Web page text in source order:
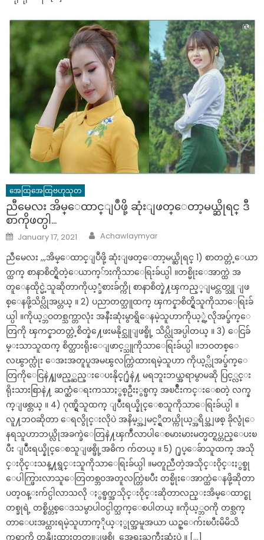
အေထြအေထြဗဟုသုတ
ညီမေလး အိမ္ေထာင္ျပဳဖို့ ဆုံးျဖတ္ေတာ့မယ္ဆိုရင္ ဒီ
စာကိုဖတ္ပါ…
Posted
on
January 17, 2021 Author
Achawlaymyar
ညီမေလး ,,,အိမ္ေထာင္ျပဳဖို့ ဆုံးျဖတ္ေတာ့မယ္ဆိုရင္ 1) စာတတ္တဲ့ေယာ
က္ထက္ စာနာစိတ္ရွိတဲ့ေယာက္်ားကိုသာေရြးခ်ယ္ပါ ။တစ္မိုးေအာက္ထဲ အ
တူေနထိုင္မဲ့သူဆိုတာကိုယ့္ခံစားခ်က္ကို စာနာစိတ္နဲ႔ၾကည့္ျမင္တတ္သူ ျဖ
စ္ေနဖို့သိပ္လိုအပ္တယ္ ။ 2) ပညာတတ္သူထက္ ၾကင္နာစိတ္ရွိသူကိုသာေရြးခ်
ယ္ပါ ။ကိုယ့္ဘဝတစ္သက္တာလုံး အနီးဆုံးမွာရွိေနမဲ့သူဟာကိုယ့္ရဲ့လိုအပ္ခ်က္ေ
တြကို ၾကင္နာတတ္တဲ့စိတ္နဲ႔ေဖးမနိုင္သူျဖစ္ဖို့ သိပ္လိုအပ္ပါတယ္ ။ 3) ေငြခ်
မ္းသာသူထက္ စိတ္ထားရိုးေျဖာင့္သူကိုသာေရြးခ်ယ္ပါ ။ဘဝတစ္ေ
လၽွာက္လုံး ေအးအတူပူအမၽွလက္တြဲထားရမဲ့သူဟာ ကိုယ့္လိုအပ္ခ်က္ေ
တြကိုေငြနဲ႔ျဖည့္ဆည္းေပးနိုင္႐ုံနဲ႔ မရဘူးဘယ္အရာမွာမဆို ပြင့္လင္း
ရိုးသားစြာနဲ႔ ဆက္ဆံေရးကသာႏွစ္ဦးႏွစ္ဖက္ အၿငိဳးကင္းေစတဲ့ လက္န
က္ျဖစ္တယ္ ။ 4) ဂုဏ္ရွိသူထက္ ျပဳံးရယ္နိုင္ေစသူကိုသာေရြးခ်ယ္ပါ ။
လူ႔ဘဝဆိုတာ ေရလွိုင္းလိုပဲ အနိမ့္အျမင့္ရွိတယ္ကိုယ့္အရိပ္အျဖစ္ ခိုလွုံေ
နရသူဟာဘယ္လိုအခက္ခဲေတြနဲ႔ၾကဳံလာပါေစမားမားမတ္မတ္ရပ္တည္ေပးၿ
ပီး ျပဳံးရယ္နိုင္ေစသူျဖစ္ဖို့အဓိက က်တယ္ ။ 5) ႐ုပ္ေခ်ာသူထက္ အသို
င္းဝိုင္းသန္႔ရွင္းသူကိုသာေရြးခ်ယ္ပါ ။မတူညီတဲ့အသိုင္းဝိုင္းႏွစ္ခု
ေပါက္ဖြားလာသူေတြတစ္ဘဝအတူလက္တြဲၿပီး တစ္မိုးေအာက္ထဲေနဖို့ဆိုတာ
ပတ္ဝန္းက်င္ပါလာသလို ႏွစ္ဖက္အသိုင္းဝိုင္းဆိုတာလည္းအိမ္ေထာင္စု
တစ္ခုရဲ့ တစ္စိပ္တစ္ေဒသမွာပါဝင္ပါတ္သက္ေစပါတယ္ ။ကိုယ့္ဘဝကို တစ္သက္
တာေပးအပ္ထားရမဲ့သူဟာက္ိုယ္ႏွုတ္အမူအယာ ယဥ္ေက်းၿပီးမိမိသိ
ကၡာကို တန္ဖိုးထားတတ္သူျဖစ္ဖို့ အေရးႀကီးဆုံးပဲ ။ […]